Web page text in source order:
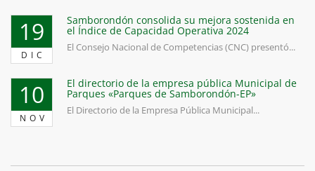
19
DIC
Samborondón consolida su mejora sostenida en
el Índice de Capacidad Operativa 2024
El Consejo Nacional de Competencias (CNC) presentó...
10
NOV
El directorio de la empresa pública Municipal de
Parques «Parques de Samborondón-EP»
El Directorio de la Empresa Pública Municipal...